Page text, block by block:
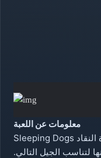
معلومات عن اللعبة
Sleeping Dogs هي لعبة أكشن حازت على إشادة النقاد
لتناسب الجيل التالي.